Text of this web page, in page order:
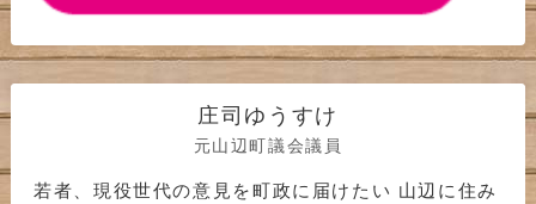
庄司ゆうすけ
元山辺町議会議員
若者、現役世代の意見を町政に届けたい 山辺に住み